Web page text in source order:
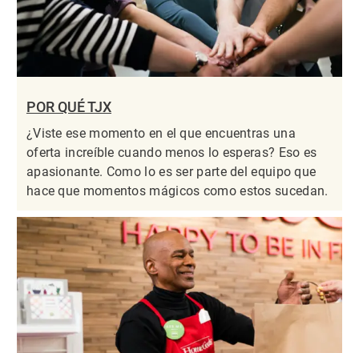
POR QUÉ TJX
¿Viste ese momento en el que encuentras una
oferta increíble cuando menos lo esperas? Eso es
apasionante. Como lo es ser parte del equipo que
hace que momentos mágicos como estos sucedan.